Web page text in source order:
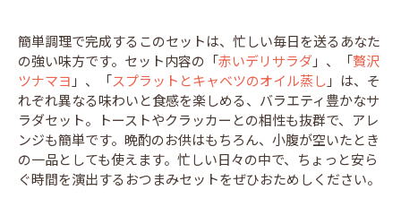
簡単調理で完成するこのセットは、忙しい毎日を送るあなた
の強い味方です。セット内容の「赤いデリサラダ 」、「贅沢
ツナマヨ 」、「スプラットとキャベツのオイル蒸し 」は、そ
れぞれ異なる味わいと食感を楽しめる、バラエティ豊かなサ
ラダセット。トーストやクラッカーとの相性も抜群で、アレ
ンジも簡単です。晩酌のお供はもちろん、小腹が空いたとき
の一品としても使えます。忙しい日々の中で、ちょっと安ら
ぐ時間を演出するおつまみセットをぜひおためしください。